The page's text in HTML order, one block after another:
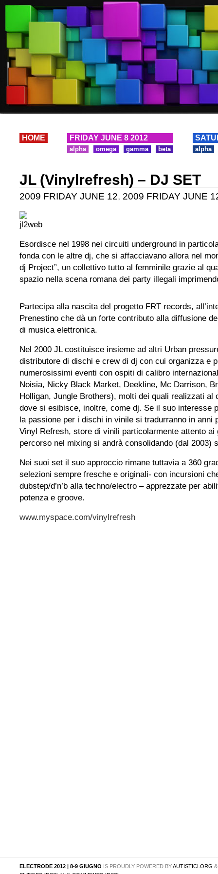
HOME FRIDAY JUNE 8 2012
alpha omega gamma beta alpha
JL (Vinylrefresh) – DJ SET
2009 FRIDAY JUNE 12, 2009 FRIDAY JUNE
Esordisce nel 1998 nei circuiti underground in
fonda con le altre dj, che si affacciavano allora nel
dj Project”, un collettivo tutto al femminile grazie al
spazio nella scena romana dei party illegali
Partecipa alla nascita del progetto FRT records,
Prenestino che dà un forte contributo alla diffusione
di musica elettronica.
Nel 2000 JL costituisce insieme ad altri Urban
distributore di dischi e crew di dj con cui organizza e
numerosissimi eventi con ospiti di calibro
Noisia, Nicky Black Market, Deekline, Mc Darrison,
Holligan, Jungle Brothers), molti dei quali realizzati al
dove si esibisce, inoltre, come dj. Se il suo interesse
la passione per i dischi in vinile si tradurranno in anni
Vinyl Refresh, store di vinili particolarmente attento ai
percorso nel mixing si andrà consolidando (dal 2003)
Nei suoi set il suo approccio rimane tuttavia a 360
selezioni sempre fresche e originali- con incursioni
dubstep/d’n’b alla techno/electro – apprezzate per
potenza e groove.
www.myspace.com/vinylrefresh
ELECTRODE 2012 | 8-9 GIUGNO IS PROUDLY POWERED BYAUTISTICI.ORG